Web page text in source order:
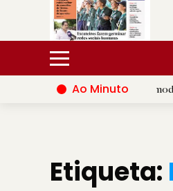
Ao Minuto
do mundo da moda D.
Etiqueta: